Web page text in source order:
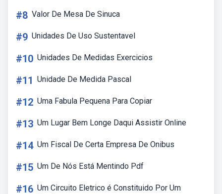
#8 Valor De Mesa De Sinuca
#9 Unidades De Uso Sustentavel
#10 Unidades De Medidas Exercicios
#11 Unidade De Medida Pascal
#12 Uma Fabula Pequena Para Copiar
#13 Um Lugar Bem Longe Daqui Assistir Online
#14 Um Fiscal De Certa Empresa De Onibus
#15 Um De Nós Está Mentindo Pdf
#16 Um Circuito Eletrico é Constituido Por Um